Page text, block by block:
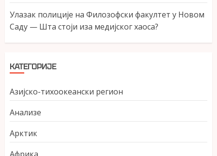
Улазак полиције на Филозофски факултет у Новом
Саду — Шта стоји иза медијског хаоса?
КАТЕГОРИЈЕ
Азијско-тихоокеански регион
Анализе
Арктик